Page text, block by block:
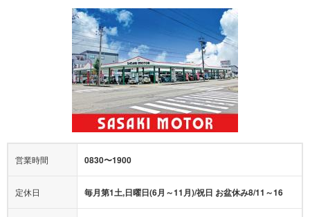
営業時間 0830〜1900
定休日 毎月第1土,日曜日(6月～11月)/祝日 お盆休み8/11～16